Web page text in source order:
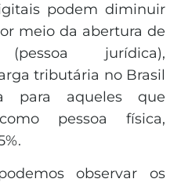
podem diminuir
meio da abertura de
jurídica),
tributária no Brasil
para aqueles que
pessoa física,
observar os